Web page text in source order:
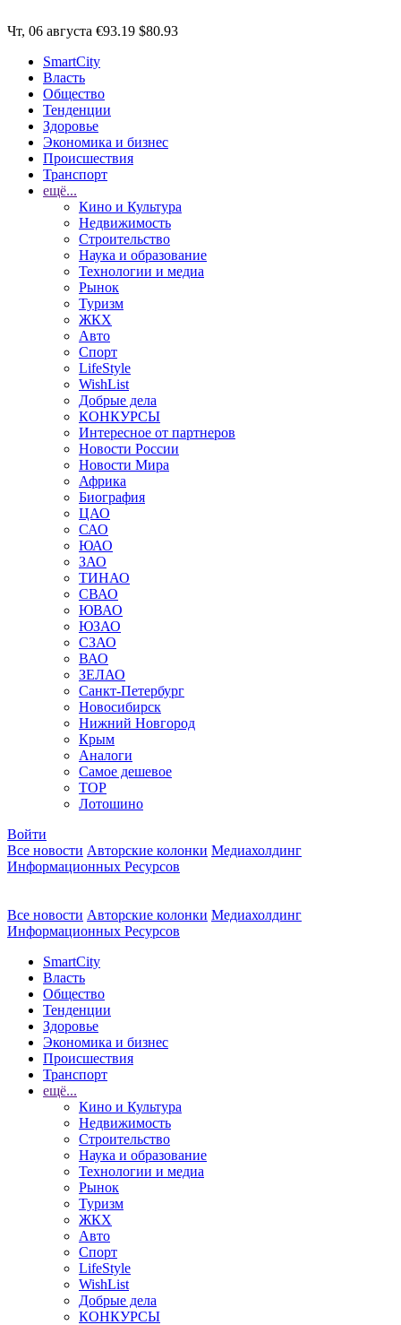
Чт, 06 августа €93.19 $80.93
SmartCity
Власть
Общество
Тенденции
Здоровье
Экономика и бизнес
Происшествия
Транспорт
ещё...
Кино и Культура
Недвижимость
Строительство
Наука и образование
Технологии и медиа
Рынок
Туризм
ЖКХ
Авто
Спорт
LifeStyle
WishList
Добрые дела
КОНКУРСЫ
Интересное от партнеров
Новости России
Новости Мира
Африка
Биография
ЦАО
САО
ЮАО
ЗАО
ТИНАО
СВАО
ЮВАО
ЮЗАО
СЗАО
ВАО
ЗЕЛАО
Санкт-Петербург
Новосибирск
Нижний Новгород
Крым
Аналоги
Самое дешевое
TOP
Лотошино
Войти
Все новости Авторские колонки Медиахолдинг
Информационных Ресурсов
Все новости Авторские колонки Медиахолдинг
Информационных Ресурсов
SmartCity
Власть
Общество
Тенденции
Здоровье
Экономика и бизнес
Происшествия
Транспорт
ещё...
Кино и Культура
Недвижимость
Строительство
Наука и образование
Технологии и медиа
Рынок
Туризм
ЖКХ
Авто
Спорт
LifeStyle
WishList
Добрые дела
КОНКУРСЫ